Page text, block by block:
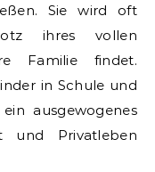
Sie wird oft
ihres vollen
Familie findet.
in Schule und
ausgewogenes
und Privatleben